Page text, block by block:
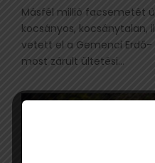
Másfél millió facsemetét
kocsányos, kocsánytalan,
vetett el a Gemenci Erdő-
most zárult ültetési...